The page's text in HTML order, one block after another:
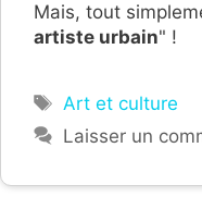
Mais, tout
artiste urbain" !
Étiquettes
Art et culture
Laisser un